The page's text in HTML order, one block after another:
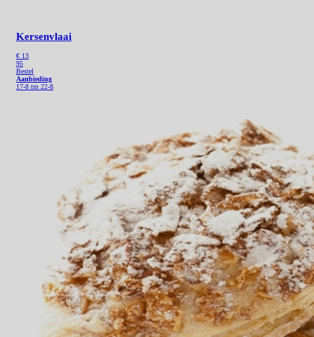
Kersenvlaai
€ 13
95
Bestel
Aanbieding
17-8 tm 22-8